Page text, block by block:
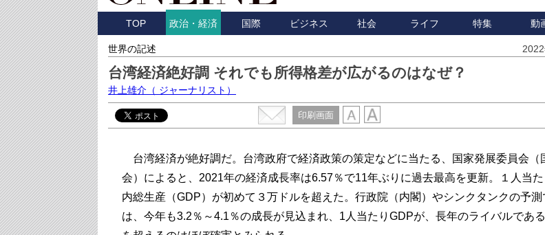
TOP 政治・経済 国際 ビジネス 社会 ライフ 特集 動
世界の記述
台湾経済絶好調 それでも所得格差が広がるのはなぜ？
井上雄介 （ ジャーナリスト）
印刷画面
台湾経済が絶好調だ。台湾政府で経済政策の策定などに当たる、国家発展委員会（
会）によると、2021年の経済成長率は6.57％で11年ぶりに過去最高を更新。１人当た
内総生産（GDP）が初めて３万ドルを超えた。行政院（内閣）やシンクタンクの予測
は、今年も3.2％～4.1％の成長が見込まれ、1人当たりGDPが、長年のライバルであ